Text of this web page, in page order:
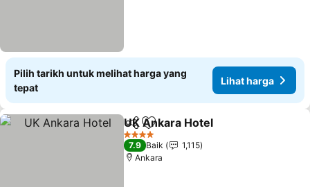
Pilih tarikh untuk melihat harga yang
tepat
Lihat harga
KongsiTambah ke favorit
UK Ankara Hotel
4 Bintang
7.9 Baik
1,115
Ankara